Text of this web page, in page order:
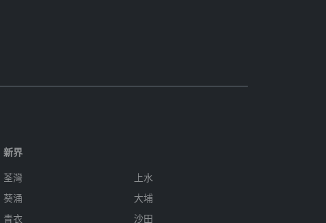
新界
荃灣
葵涌
青衣
上水
大埔
沙田